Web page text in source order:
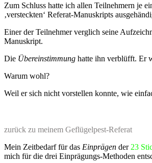
Zum Schluss hatte ich allen Teilnehmern je
‚versteckten‘ Referat-Manuskripts
Einer der Teilnehmer verglich seine
Manuskript.
Die Übereinstimmung hatte ihn verblüfft. Er
Warum wohl?
Weil er sich nicht vorstellen konnte, wie
zurück zu meinem Geflügelpest-Referat
Mein Zeitbedarf für das Einprägen der 23
mich für die drei Einprägungs-Methoden